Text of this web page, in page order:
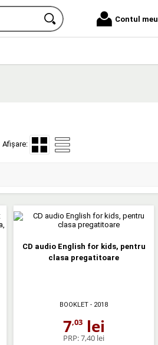
Contul meu
Afișare:
CD audio English for kids, pentru
clasa pregatitoare
BOOKLET - 2018
7,03lei
PRP:7,40 lei